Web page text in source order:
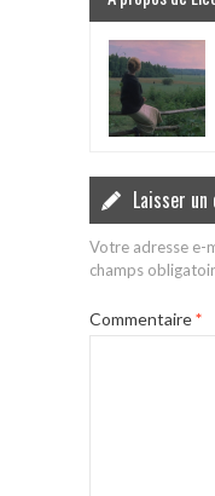
Laisser
Votre adresse e-
champs
Commentaire*